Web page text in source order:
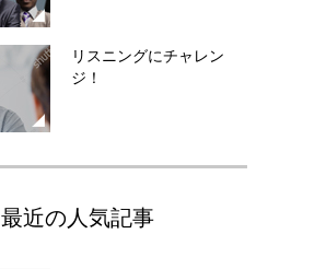
リスニングにチャレン
ジ！
最近の人気記事